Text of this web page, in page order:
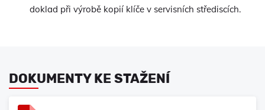
doklad při výrobě kopií klíče v servisních střediscích.
DOKUMENTY KE STAŽENÍ